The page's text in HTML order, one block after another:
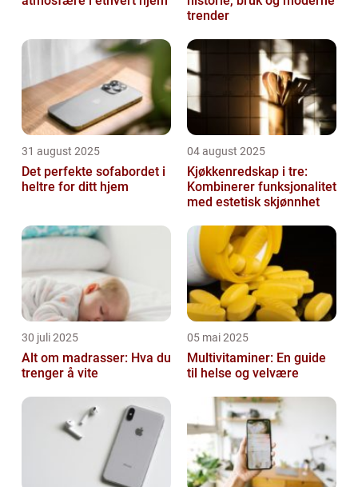
trender
31 august 2025
Det perfekte sofabordet i
heltre for ditt hjem
04 august 2025
Kjøkkenredskap i tre:
Kombinerer funksjonalitet
med estetisk skjønnhet
30 juli 2025
Alt om madrasser: Hva du
trenger å vite
05 mai 2025
Multivitaminer: En guide
til helse og velvære